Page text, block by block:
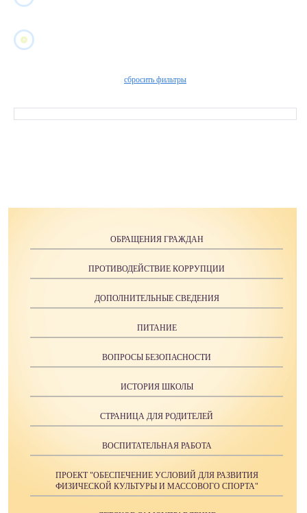
сбросить фильтры
ОБРАЩЕНИЯ ГРАЖДАН
ПРОТИВОДЕЙСТВИЕ КОРРУПЦИИ
ДОПОЛНИТЕЛЬНЫЕ СВЕДЕНИЯ
ПИТАНИЕ
ВОПРОСЫ БЕЗОПАСНОСТИ
ИСТОРИЯ ШКОЛЫ
СТРАНИЦА ДЛЯ РОДИТЕЛЕЙ
ВОСПИТАТЕЛЬНАЯ РАБОТА
ПРОЕКТ "ОБЕСПЕЧЕНИЕ УСЛОВИЙ ДЛЯ РАЗВИТИЯ
ФИЗИЧЕСКОЙ КУЛЬТУРЫ И МАССОВОГО СПОРТА"